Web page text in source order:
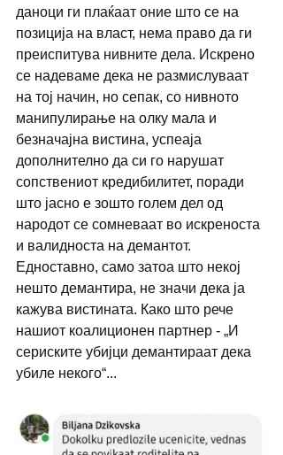
даноци ги плаќаат оние што се на
позиција на власт, нема право да ги
преиспитува нивните дела. Искрено
се надеваме дека не размислуваат
на тој начин, но сепак, со нивното
манипулирање на олку мала и
безначајна вистина, успеаја
дополнително да си го нарушат
сопствениот кредибилитет, поради
што јасно е зошто голем дел од
народот се сомневаат во искреноста
и валидноста на демантот.
Едноставно, само затоа што некој
нешто демантира, не значи дека ја
кажува вистината. Како што рече
нашиот коалиционен партнер - „И
сериските убијци демантираат дека
убиле некого“...